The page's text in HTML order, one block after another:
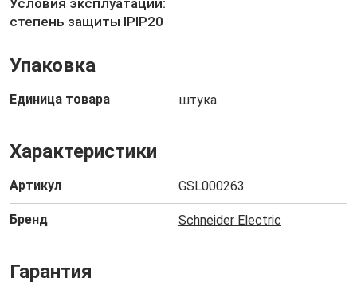
Условия эксплуатации:
степень защиты IPIP20
Упаковка
Единица товара штука
Характеристики
Артикул GSL000263
Бренд Schneider Electric
Гарантия